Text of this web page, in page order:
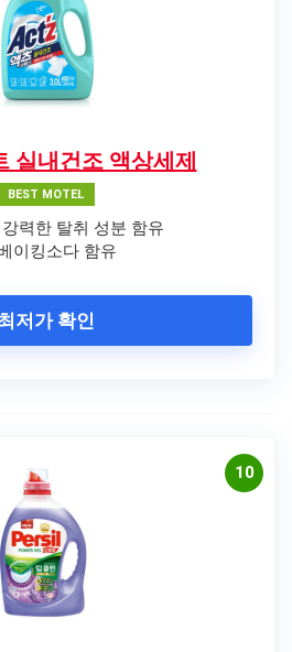
실내건조 액상세제
BEST MOTEL
력한 탈취 성분 함유
이킹소다 함유
저가 확인
10